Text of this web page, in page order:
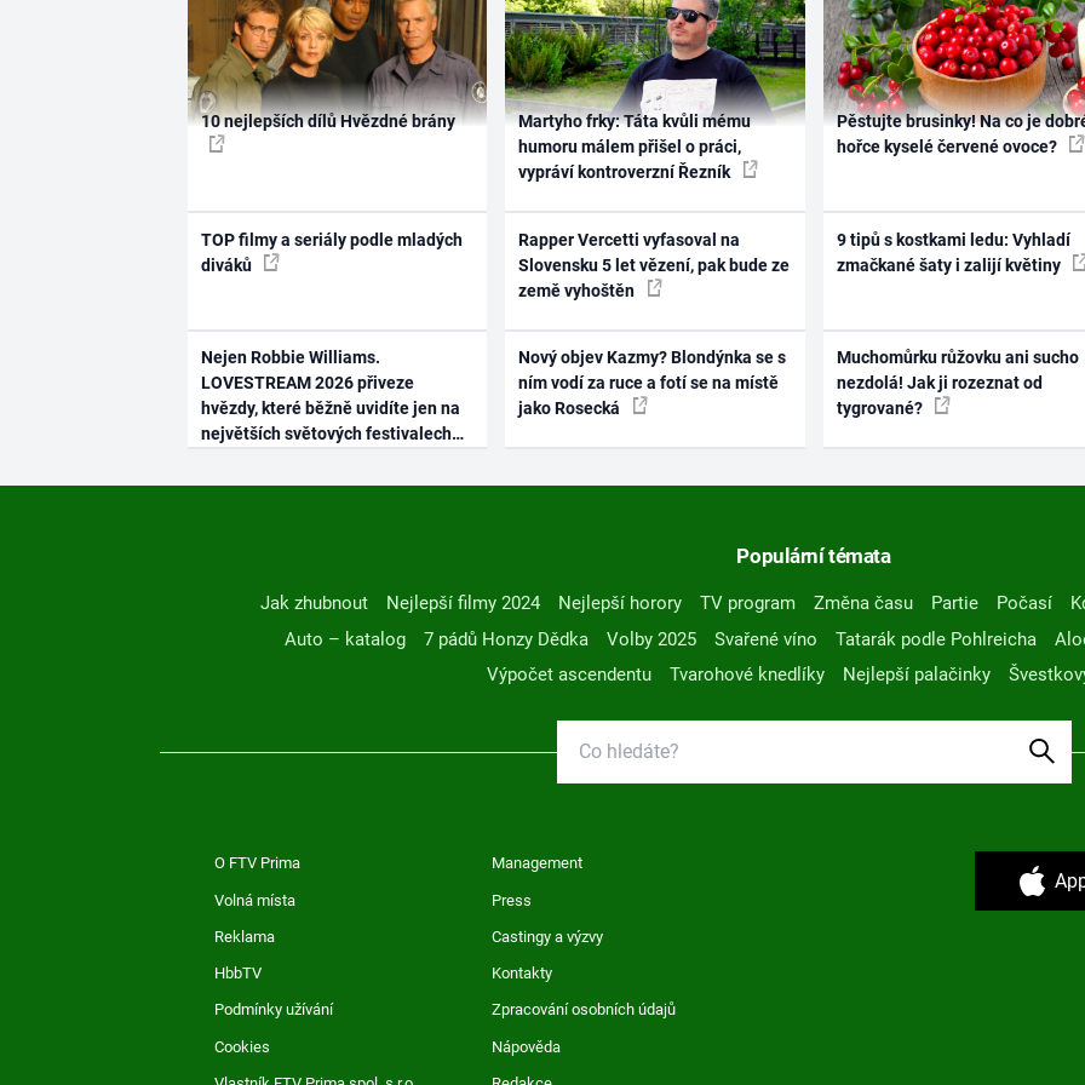
10 nejlepších dílů Hvězdné brány
TOP filmy a seriály podle mladých
diváků
Nejen Robbie Williams.
LOVESTREAM 2026 přiveze
hvězdy, které běžně uvidíte jen na
největších světových festivalech
Martyho frky: Táta kvůli mému
humoru málem přišel o práci,
vypráví kontroverzní Řezník
Rapper Vercetti vyfasoval na
Slovensku 5 let vězení, pak bude ze
země vyhoštěn
Nový objev Kazmy? Blondýnka se s
ním vodí za ruce a fotí se na místě
jako Rosecká
Pěstujte brusinky! Na co je
hořce kyselé červené ovoce?
9 tipů s kostkami ledu: Vyhladí
zmačkané šaty i zalijí květiny
Muchomůrku růžovku ani sucho
nezdolá! Jak ji rozeznat od
tygrované?
Populární témata
Jak zhubnout Nejlepší filmy 2024 Nejlepší horory TV program Změna času Partie Počasí
Auto – katalog
7 pádů Honzy Dědka Volby 2025 Svařené víno Tatarák podle Pohlreicha
Výpočet ascendentu
Tvarohové knedlíky Nejlepší palačinky
O FTV Prima Management
Volná místa Press
Reklama Castingy a výzvy
HbbTV Kontakty
Podmínky užívání Zpracování osobních údajů
Cookies Nápověda